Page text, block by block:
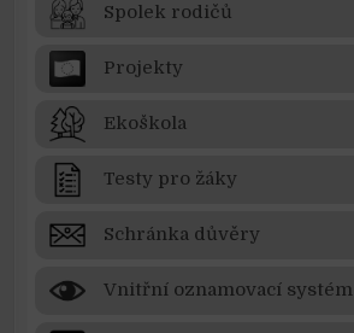
Spolek rodičů
Projekty
Ekoškola
Testy pro žáky
Schránka důvěry
Vnitřní oznamovací systém